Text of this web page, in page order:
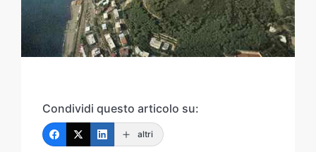
Condividi questo articolo su:
altri